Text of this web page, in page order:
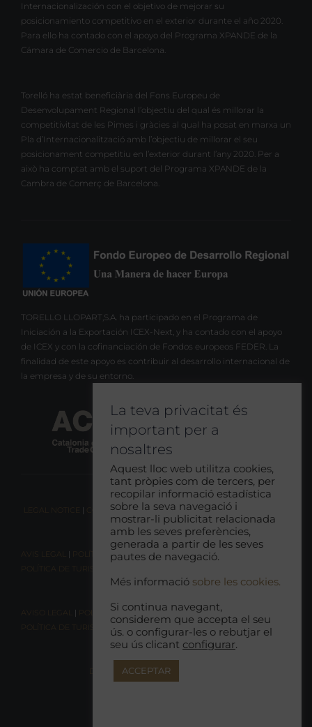
Internacionalización con el objetivo de mejorar su
posicionamiento competitivo en el exterior durante el año 2020.
Para ello ha contado con el apoyo del Programa XPANDE de la
Cámara de Comercio de Barcelona.
Torelló ha estat beneficiària del Fons Europeu de
Desenvolupament Regional l’objectiu del qual és millorar la
competitivitat de les Pimes i gràcies al qual ha posat en marxa un
Pla d’Internacionalització amb l’objectiu de millorar el seu
posicionament competitiu en l’exterior durant l’any 2020. Per a
això ha comptat amb el suport del Programa XPANDE de la
Cambra de Comerç de Barcelona.
TORELLO LLOPART,S.A. ha participado en el Programa de
Iniciación a la Exportación ICEX-Next, y ha contado con el apoyo
de ICEX y con la cofinanciación de Fondos europeos FEDER. La
finalidad de este apoyo es contribuir al desarrollo internacional de
la empresa y de su entorno.
LEGAL NOTICE | COOKIE CONSENT|RESPONSIBLE TOURISM POLICY
AVIS LEGAL | POLÍTICA DE COOKIES| POLÍTICA DE PRIVACITAT
POLÍTICA DE TURISME RESPONSABLE
AVISO LEGAL | POLÍTICA DE COOKIES | POLÍTICA DE PRIVACIDAD
POLÍTICA DE TURISMO RESPONSABLE
DECLARACIÓN DE ACCESIBILIDAD
La teva privacitat és
important per a
nosaltres
Aquest lloc web utilitza cookies,
tant pròpies com de tercers, per
recopilar informació estadística
sobre la seva navegació i
mostrar-li publicitat relacionada
amb les seves preferències,
generada a partir de les seves
pautes de navegació.
Més informació sobre les cookies.
Si continua navegant,
considerem que accepta el seu
ús. o configurar-les o rebutjar el
seu ús clicant configurar.
ACCEPTAR